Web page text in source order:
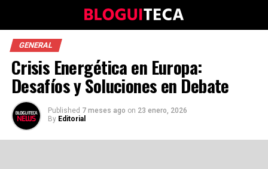
GENERAL
Crisis Energética en Europa:
Desafíos y Soluciones en Debate
Published 7 meses ago on 23 enero, 2026
By Editorial